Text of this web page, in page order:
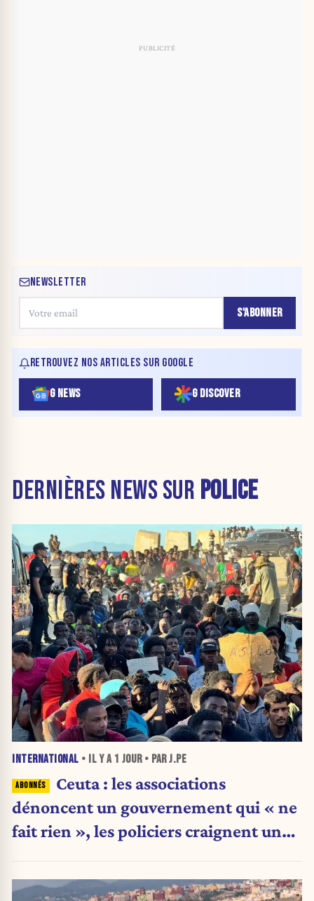
NEWSLETTER
S'ABONNER
RETROUVEZ NOS ARTICLES SUR GOOGLE
G NEWS G DISCOVER
DERNIÈRES NEWS SUR POLICE
INTERNATIONAL • IL Y A 1 JOUR• PAR J.PE
Ceuta : les associations
dénoncent un gouvernement qui « ne
fait rien », les policiers craignent une